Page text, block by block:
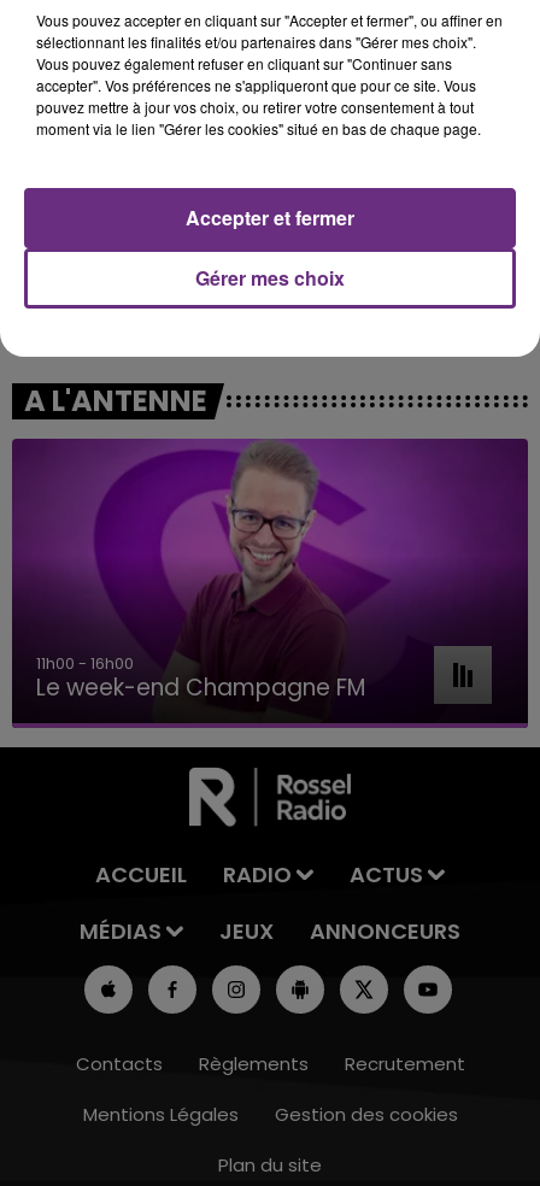
11h02
11h02 10h58
10h58
A L'ANTENNE
11h00 - 16h00
Le week-end Champagne FM
ACCUEIL RADIO
ACTUS
MÉDIAS
JEUX ANNONCEURS
Contacts Règlements
Recrutement
Mentions Légales
Gestion des cookies
Plan du site
Vous pouvez accepter en cliquant sur "Accepter et fermer", ou affiner en
sélectionnant les finalités et/ou partenaires dans "Gérer mes choix".
Vous pouvez également refuser en cliquant sur "Continuer sans
accepter". Vos préférences ne s'appliqueront que pour ce site. Vous
pouvez mettre à jour vos choix, ou retirer votre consentement à tout
moment via le lien "Gérer les cookies" situé en bas de chaque page.
Gérer mes choix
Accepter et fermer